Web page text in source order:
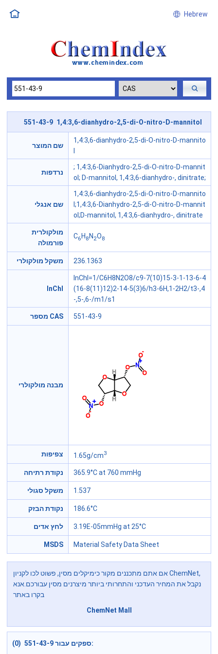
Hebrew
551-43-9 1,4:3,6-dianhydro-2,5-di-O-nitro-D-mannitol
שם המוצר
1,4:3,6-dianhydro-2,5-di-O-nitro-D-mannito
נרדפות
; 1,4:3,6-Dianhydro-2,5-di-O-nitro-D-mannit
ol; D-mannitol, 1,4:3,6-dianhydro-, dinitrate;
שם אנגלי
1,4:3,6-dianhydro-2,5-di-O-nitro-D-mannito
l;1,4:3,6-Dianhydro-2,5-di-O-nitro-D-mannit
ol;D-mannitol, 1,4:3,6-dianhydro-, dinitrate
מולקולרית
פורמולה
C6 H 8 N 2O8
משקל מולקולרי 236.1363
InChl
InChI=1/C6H8N2O8/c9-7(10)15-3-1-13-6-4
(16-8(11)12)2-14-5(3)6/h3-6H,1-2H2/t3-,4
-,5-,6-/m1/s1
מספר CAS 551-43-9
מבנה מולקולרי
צפיפות 1.65g/cm3
נקודת רתיחה 365.9°C at 760 mmHg
משקל סגולי 1.537
נקודת הבזק 186.6°C
לחץ אדים 3.19E-05mmHg at 25°C
MSDS Material Safety Data Sheet
אם אתם מתכננים מקור כימיקלים מסין, פשוט לכו לקניון ChemNet,
נקבל את המחיר העדכני והתחרותי ביותר מיצרנים מסין עבורכם.אנא
בקרו באתר
ChemNet Mall
ספקים עבור 551-43-9 (0):